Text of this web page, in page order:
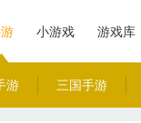
游 三国手游
小游戏 游戏库